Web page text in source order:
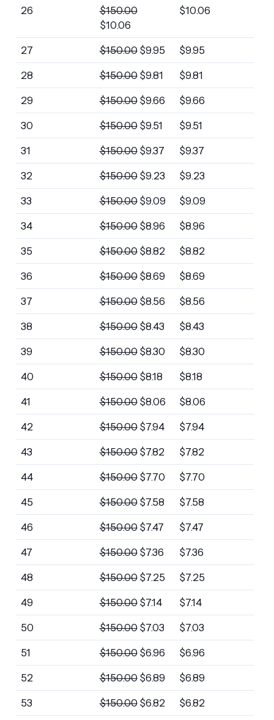
26 $150.00
$10.06
$10.06
27 $150.00 $9.95 $9.95
28 $150.00 $9.81 $9.81
29 $150.00 $9.66 $9.66
30 $150.00 $9.51 $9.51
31 $150.00 $9.37 $9.37
32 $150.00 $9.23 $9.23
33 $150.00 $9.09 $9.09
34 $150.00 $8.96 $8.96
35 $150.00 $8.82 $8.82
36 $150.00 $8.69 $8.69
37 $150.00 $8.56 $8.56
38 $150.00 $8.43 $8.43
39 $150.00 $8.30 $8.30
40 $150.00 $8.18 $8.18
41 $150.00 $8.06 $8.06
42 $150.00 $7.94 $7.94
43 $150.00 $7.82 $7.82
44 $150.00 $7.70 $7.70
45 $150.00 $7.58 $7.58
46 $150.00 $7.47 $7.47
47 $150.00 $7.36 $7.36
48 $150.00 $7.25 $7.25
49 $150.00 $7.14 $7.14
50 $150.00 $7.03 $7.03
51 $150.00 $6.96 $6.96
52 $150.00 $6.89 $6.89
53 $150.00 $6.82 $6.82